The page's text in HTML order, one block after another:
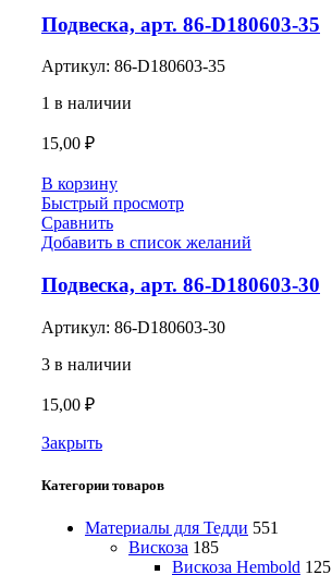
Подвеска, арт. 86-D180603-35
Артикул: 86-D180603-35
1 в наличии
15,00 ₽
В корзину
Быстрый просмотр
Сравнить
Добавить в список желаний
Подвеска, арт. 86-D180603-30
Артикул: 86-D180603-30
3 в наличии
15,00 ₽
Закрыть
Категории товаров
Материалы для Тедди 551
Вискоза 185
Вискоза Hembold 125